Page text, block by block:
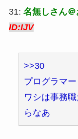
31: 名無しさん
ID:IJV
>>30
プログラマ
ワシは事務
らなあ